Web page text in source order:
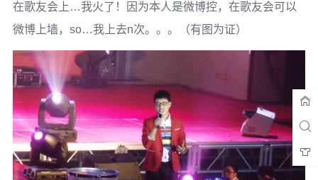
在歌友会上…我火了！因为本人是微博控，在歌友会可以
微博上墙，so…我上去n次。。。（有图为证）